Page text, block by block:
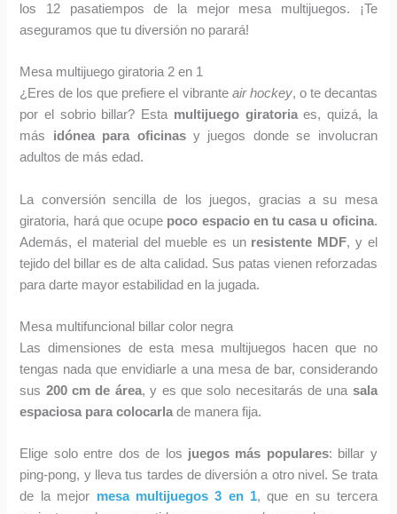
los 12 pasatiempos de la mejor mesa multijuegos. ¡Te
aseguramos que tu diversión no parará!
Mesa multijuego giratoria 2 en 1
¿Eres de los que prefiere el vibrante air hockey, o te decantas
por el sobrio billar? Esta multijuego giratoriaes, quizá, la
más idónea para oficinasy juegos donde se involucran
adultos de más edad.
La conversión sencilla de los juegos, gracias a su mesa
giratoria, hará que ocupe poco espacio en tu casa u oficina.
Además, el material del mueble es un resistente MDF, y el
tejido del billar es de alta calidad. Sus patas vienen reforzadas
para darte mayor estabilidad en la jugada.
Mesa multifuncional billar color negra
Las dimensiones de esta mesa multijuegos hacen que no
tengas nada que envidiarle a una mesa de bar, considerando
sus 200 cm de área, y es que solo necesitarás de una sala
espaciosa para colocarla de manera fija.
Elige solo entre dos de los juegos más populares: billar y
ping-pong, y lleva tus tardes de diversión a otro nivel. Se trata
de la mejor mesa multijuegos 3 en 1, que en su tercera